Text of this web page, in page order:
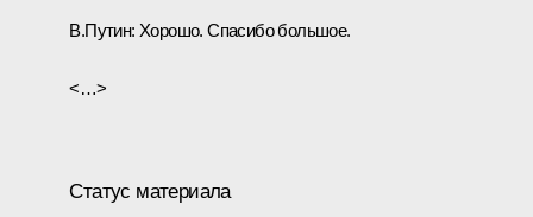
В.Путин: Хорошо. Спасибо большое.
<…>
Статус материала